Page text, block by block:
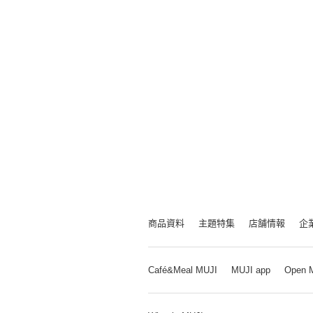
商品資料 主題特集 店舗情報 企
Café&Meal MUJI MUJI app Open